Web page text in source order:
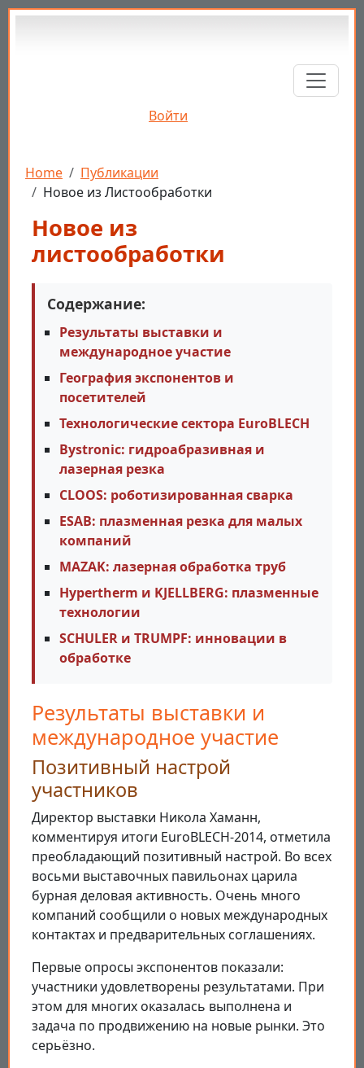
Перейти к основному содержанию
Войти
Строка навигации
Home
Публикации
Новое из Листообработки
Новое из
листообработки
Содержание:
Результаты выставки и
международное участие
География экспонентов и
посетителей
Технологические сектора EuroBLECH
Bystronic: гидроабразивная и
лазерная резка
CLOOS: роботизированная сварка
ESAB: плазменная резка для малых
компаний
MAZAK: лазерная обработка труб
Hypertherm и KJELLBERG: плазменные
технологии
SCHULER и TRUMPF: инновации в
обработке
Результаты выставки и
международное участие
Позитивный настрой
участников
Директор выставки Никола Хаманн,
комментируя итоги EuroBLECH-2014, отметила
преобладающий позитивный настрой. Во всех
восьми выставочных павильонах царила
бурная деловая активность. Очень много
компаний сообщили о новых международных
контактах и предварительных соглашениях.
Первые опросы экспонентов показали:
участники удовлетворены результатами. При
этом для многих оказалась выполнена и
задача по продвижению на новые рынки. Это
серьёзно.